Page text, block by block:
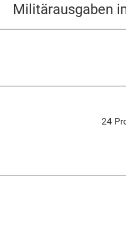
Militärausgaben
24